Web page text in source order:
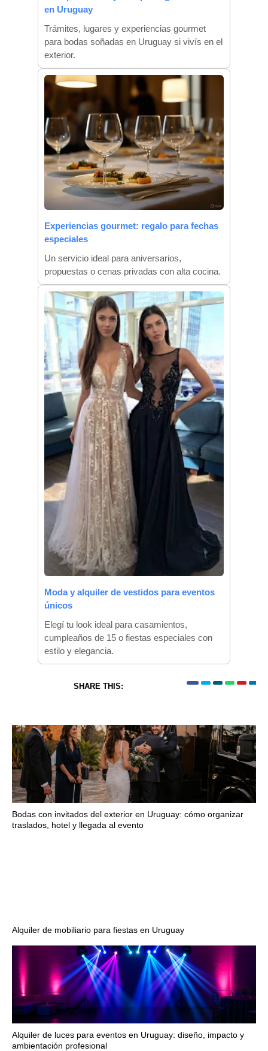
en Uruguay
Trámites, lugares y experiencias gourmet
para bodas soñadas en Uruguay si vivís en el
exterior.
Experiencias gourmet: regalo para fechas
especiales
Un servicio ideal para aniversarios,
propuestas o cenas privadas con alta cocina.
Moda y alquiler de vestidos para eventos
únicos
Elegí tu look ideal para casamientos,
cumpleaños de 15 o fiestas especiales con
estilo y elegancia.
SHARE THIS:
Bodas con invitados del exterior en Uruguay: cómo organizar
traslados, hotel y llegada al evento
Alquiler de mobiliario para fiestas en Uruguay
Alquiler de luces para eventos en Uruguay: diseño, impacto y
ambientación profesional